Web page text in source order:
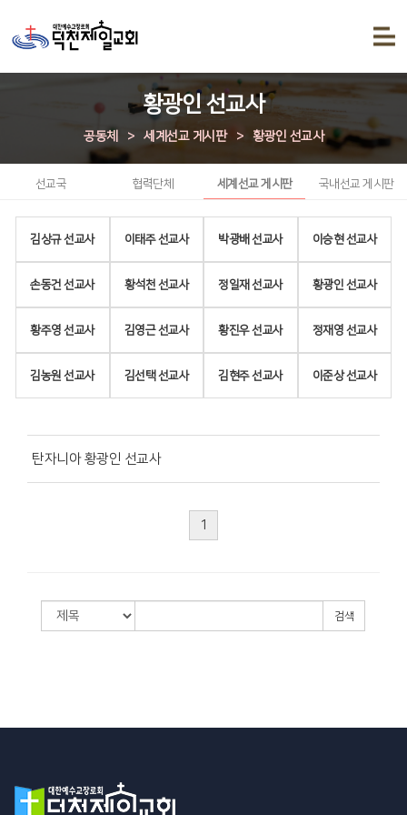
황광인 선교사
공동체 > 세계선교 게시판 > 황광인 선교사
선교국 협력단체 세계선교 게시판 국내선교 게시판
김상규 선교사 이태주 선교사 박광배 선교사 이승현 선교사
손동건 선교사 황석천 선교사 정일재 선교사 황광인 선교사
황주영 선교사 김영근 선교사 황진우 선교사 정재영 선교사
김농원 선교사 김선택 선교사 김현주 선교사 이준상 선교사
탄자니아 황광인 선교사
1
검색